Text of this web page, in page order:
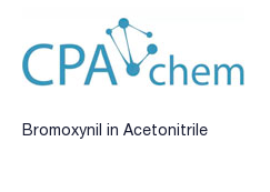
Bromoxynil in Acetonitrile